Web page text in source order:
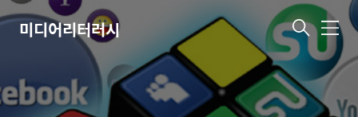
미디어리터러시 메
뉴